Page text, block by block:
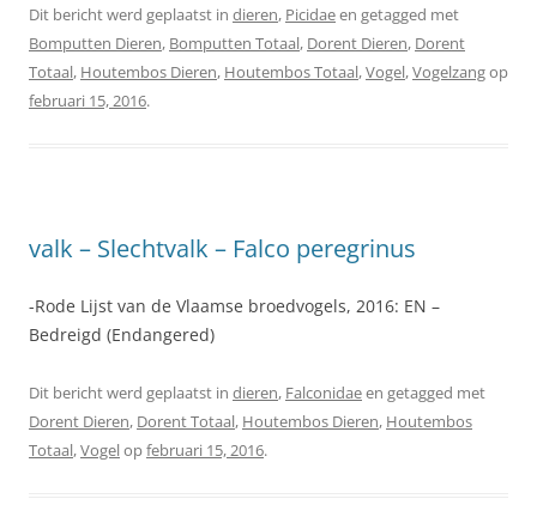
Dit bericht werd geplaatst in dieren, Picidaeen getagged met
Bomputten Dieren, Bomputten Totaal, Dorent Dieren, Dorent
Totaal, Houtembos Dieren, Houtembos Totaal,Vogel,Vogelzangop
februari 15, 2016.
valk – Slechtvalk – Falco peregrinus
-Rode Lijst van de Vlaamse broedvogels, 2016: EN –
Bedreigd (Endangered)
Dit bericht werd geplaatst in dieren, Falconidaeen getagged met
Dorent Dieren, Dorent Totaal, Houtembos Dieren, Houtembos
Totaal,Vogelopfebruari 15, 2016.